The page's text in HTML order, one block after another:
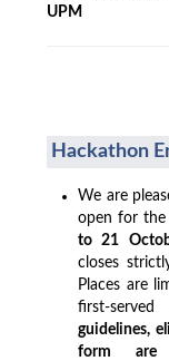
UPM
Hackathon
We are
open for the
to 21
closes
Places are
first-
guidelines,
form are